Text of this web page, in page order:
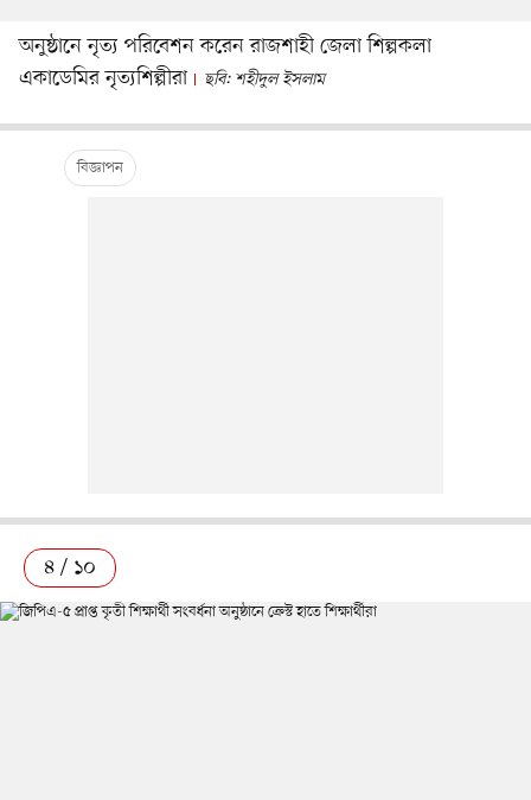
অনুষ্ঠানে নৃত্য পরিবেশন করেন রাজশাহী জেলা শিল্পকলা
একাডেমির নৃত্যশিল্পীরা
ছবি: শহীদুল ইসলাম
৪ / ১০